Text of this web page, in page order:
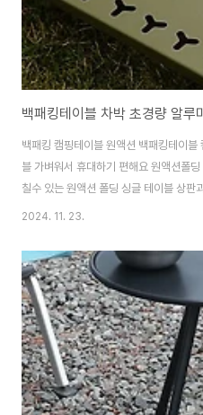
백패킹테이블 차박 초경량 알루
백패킹 캠핑테이블 원액션 백패킹테이블
블 가벼워서 휴대하기 편해요 원액션폴
칠수 있는 원액션 폴딩 싱글 테이블 상판
펼칠수 있어서 백패킹하시는 분, 자전거
오므러짐을 방지하기 위한 부품이며 기
방합니다.제품구매 링크
https://smartstore.naver.com/
패킹 캠핑테이블 원액션 폴딩 백패킹테
토어] 만화의추억 공식스토어 캠핑 / 생
2024. 11. 23.